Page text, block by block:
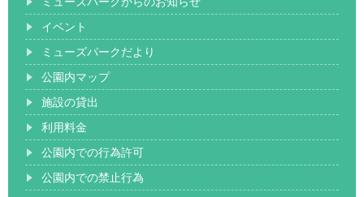
イベント
ミューズパークだより
公園内マップ
施設の貸出
利用料金
公園内での行為許可
公園内での禁止行為